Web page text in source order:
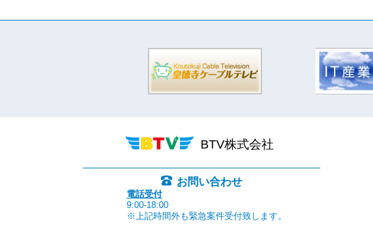
BTV株式会社
お問い合わせ
電話受付
9:00-18:00
※上記時間外も緊急案件受付致します。